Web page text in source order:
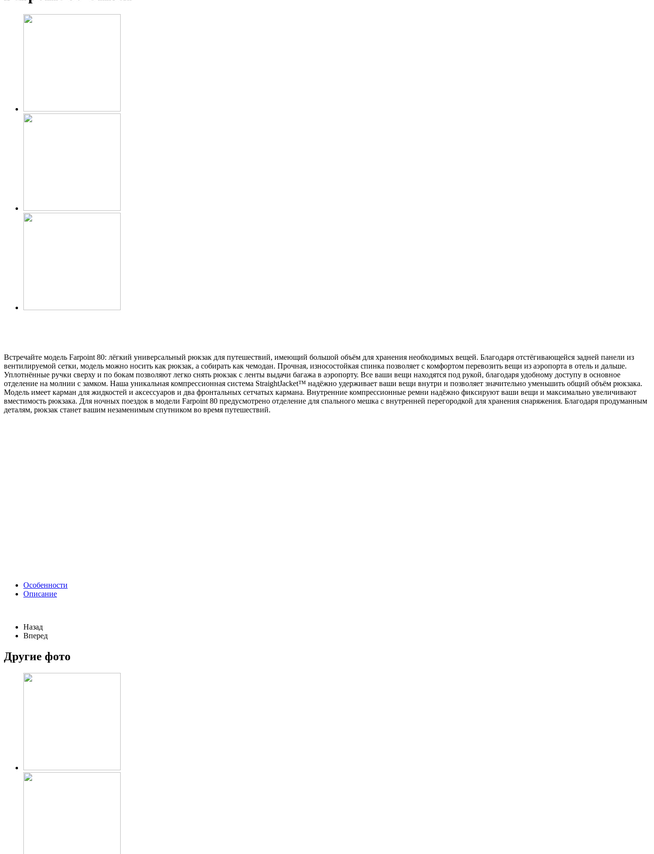
Встречайте модель Farpoint 80: лёгкий универсальный рюкзак для путешествий, имеющий большой объём для хранения необходимых вещей. Благодаря отстёгивающейся задней панели из
вентилируемой сетки, модель можно носить как рюкзак, а собирать как чемодан. Прочная, износостойкая спинка позволяет с комфортом перевозить вещи из аэропорта в отель и дальше.
Уплотнённые ручки сверху и по бокам позволяют легко снять рюкзак с ленты выдачи багажа в аэропорту. Все ваши вещи находятся под рукой, благодаря удобному доступу в основное
отделение на молнии с замком. Наша уникальная компрессионная система StraightJacket™ надёжно удерживает ваши вещи внутри и позволяет значительно уменьшить общий объём рюкзака.
Модель имеет карман для жидкостей и аксессуаров и два фронтальных сетчатых кармана. Внутренние компрессионные ремни надёжно фиксируют ваши вещи и максимально увеличивают
вместимость рюкзака. Для ночных поездок в модели Farpoint 80 предусмотрено отделение для спального мешка с внутренней перегородкой для хранения снаряжения. Благодаря продуманным
деталям, рюкзак станет вашим незаменимым спутником во время путешествий.
Особенности
Описание
Назад
Вперед
Другие фото